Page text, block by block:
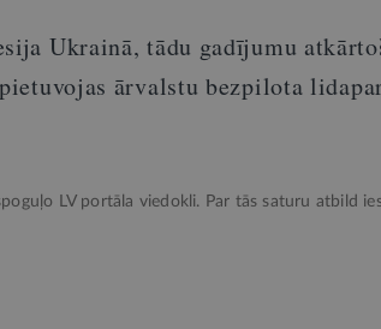
tādu gadījumu
ārvalstu bezpilota
LV portāla viedokli. Par tās saturu atbild